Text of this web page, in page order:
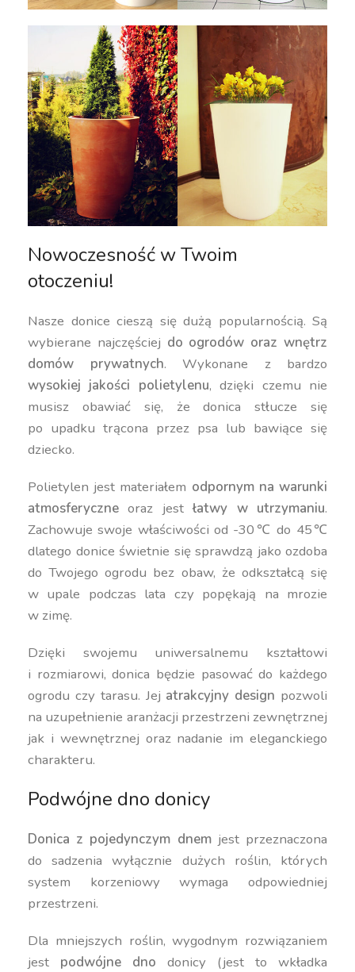
Nowoczesność w Twoim
otoczeniu!
Nasze donice cieszą się dużą popularnością. Są
wybierane najczęściej do ogrodów oraz wnętrz
domów prywatnych. Wykonane z bardzo
wysokiej jakości polietylenu, dzięki czemu nie
musisz obawiać się, że donica stłucze się
po upadku trącona przez psa lub bawiące się
dziecko.
Polietylen jest materiałem odpornym na warunki
atmosferyczne oraz jestłatwy w utrzymaniu.
Zachowuje swoje właściwości od -30℃ do 45℃
dlatego donice świetnie się sprawdzą jako ozdoba
do Twojego ogrodu bez obaw, że odkształcą się
w upale podczas lata czy popękają na mrozie
w zimę.
Dzięki swojemu uniwersalnemu kształtowi
i rozmiarowi, donica będzie pasować do każdego
ogrodu czy tarasu. Jej atrakcyjny design pozwoli
na uzupełnienie aranżacji przestrzeni zewnętrznej
jak i wewnętrznej oraz nadanie im eleganckiego
charakteru.
Podwójne dno donicy
Donica z pojedynczym dnemjest przeznaczona
do sadzenia wyłącznie dużych roślin, których
system korzeniowy wymaga odpowiedniej
przestrzeni.
Dla mniejszych roślin, wygodnym rozwiązaniem
jest podwójne dno donicy (jest to wkładka